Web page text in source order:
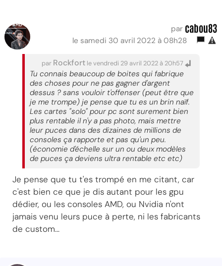
par cabou83
le samedi 30 avril 2022 à 08h28
par Rockfort le vendredi 29 avril 2022 à 20h57
Tu connais beaucoup de boites qui fabrique
des choses pour ne pas gagner d'argent
dessus ? sans vouloir t'offenser (peut être que
je me trompe) je pense que tu es un brin naïf.
Les cartes "solo" pour pc sont surement bien
plus rentable il n'y a pas photo, mais mettre
leur puces dans des dizaines de millions de
consoles ça rapporte et pas qu'un peu.
(économie d'échelle sur un ou deux modèles
de puces ça deviens ultra rentable etc etc)
Je pense que tu t'es trompé en me citant, car
c'est bien ce que je dis autant pour les gpu
dédier, ou les consoles AMD, ou Nvidia n'ont
jamais venu leurs puce à perte, ni les fabricants
de custom...